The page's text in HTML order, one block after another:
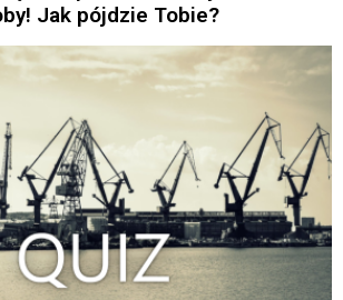
Jak pójdzie Tobie?